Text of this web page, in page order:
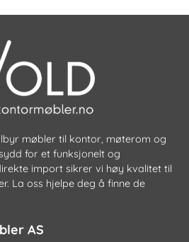
møbler til kontor, møterom og
for et funksjonelt og
import sikrer vi høy kvalitet til
La oss hjelpe deg å finne de
AS